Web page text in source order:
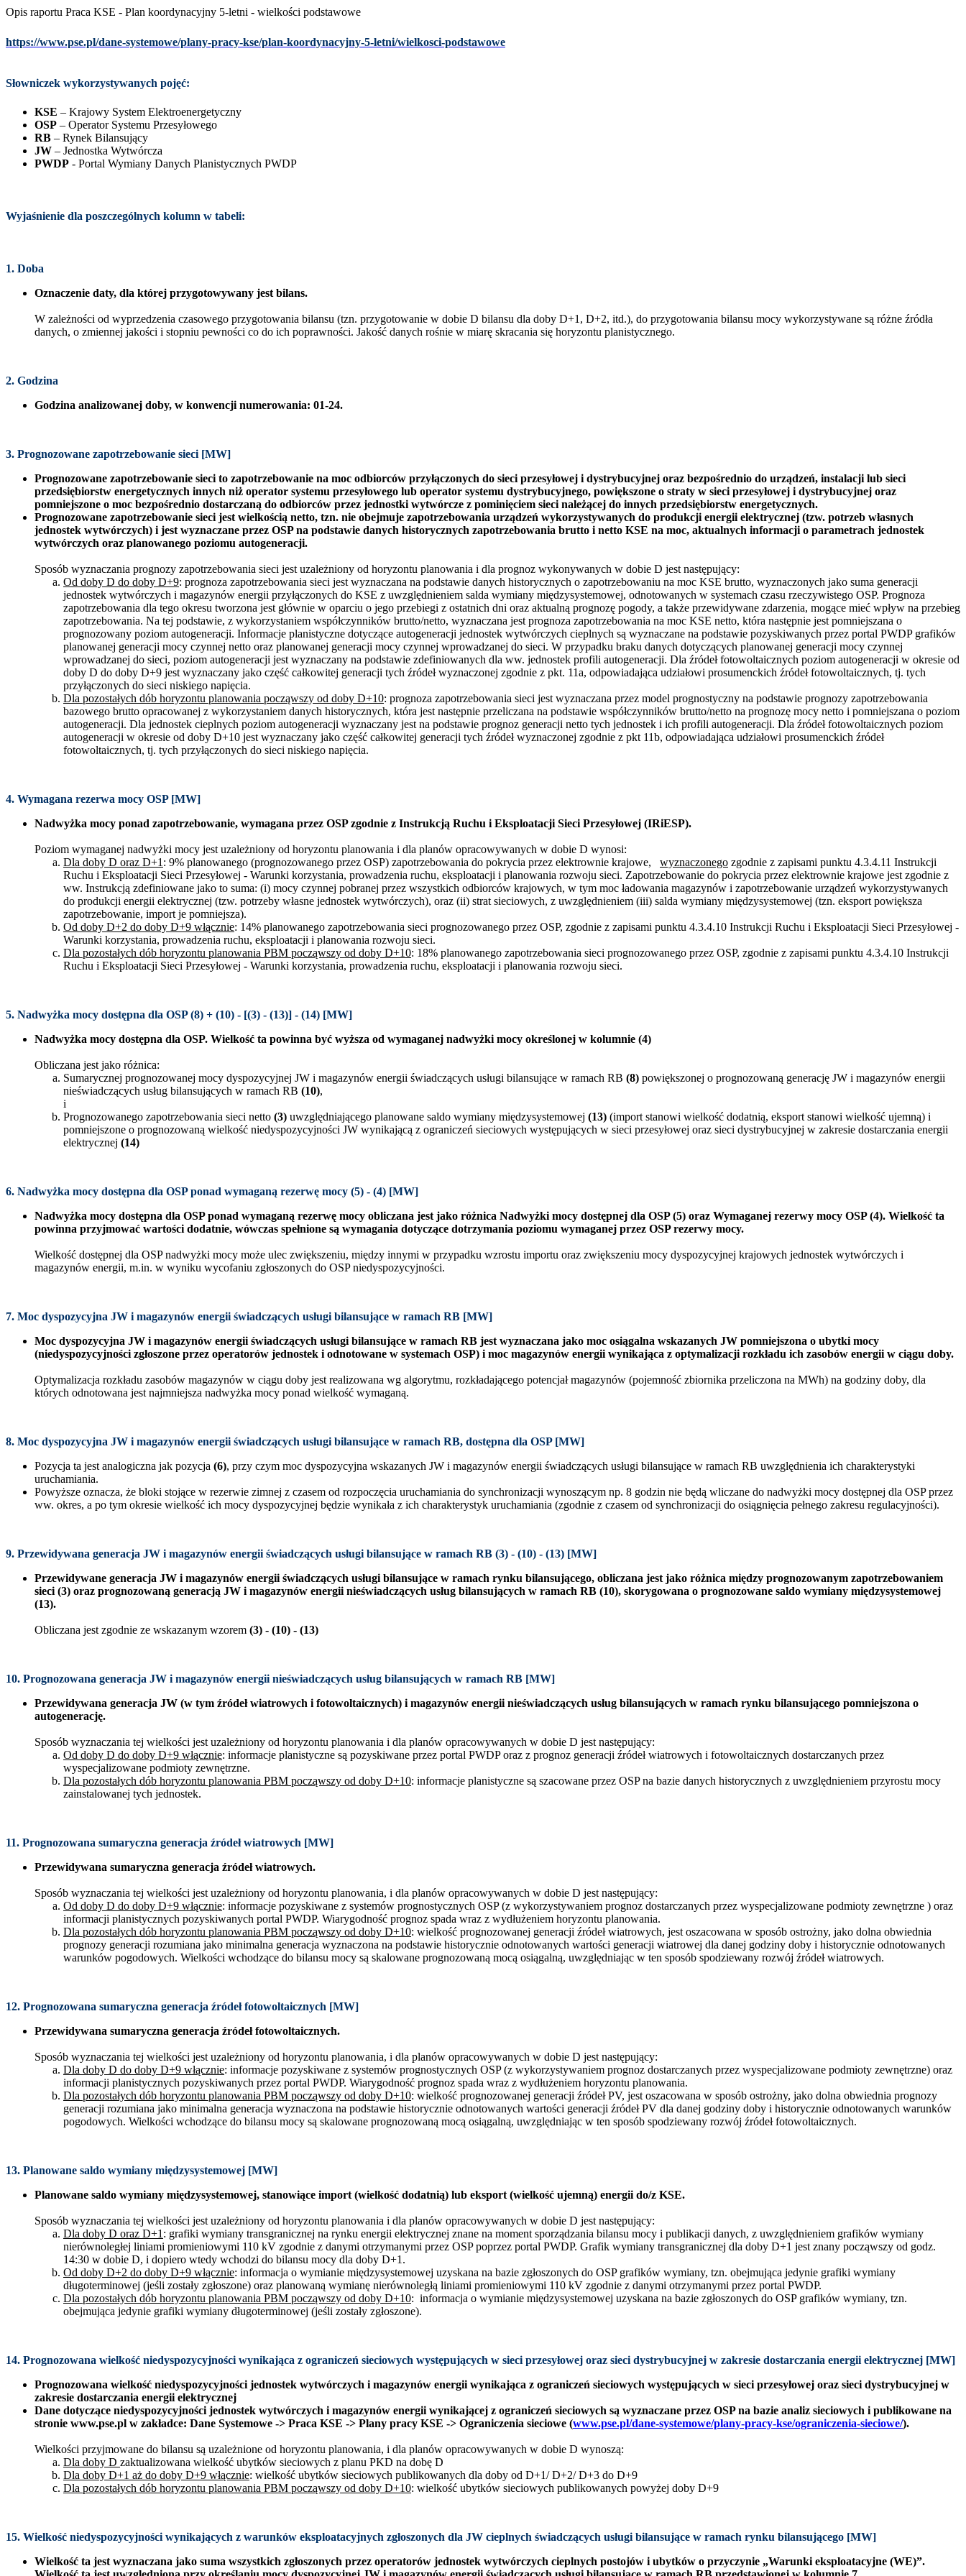
Opis raportu Praca KSE - Plan koordynacyjny 5-letni - wielkości podstawowe
https://www.pse.pl/dane-systemowe/plany-pracy-kse/plan-koordynacyjny-5-letni/wielkosci-podstawowe
Słowniczek wykorzystywanych pojęć:
KSE – Krajowy System Elektroenergetyczny
OSP – Operator Systemu Przesyłowego
RB – Rynek Bilansujący
JW – Jednostka Wytwórcza
PWDP - Portal Wymiany Danych Planistycznych PWDP
Wyjaśnienie dla poszczególnych kolumn w tabeli:
1. Doba
Oznaczenie daty, dla której przygotowywany jest bilans.
W zależności od wyprzedzenia czasowego przygotowania bilansu (tzn. przygotowanie w dobie D bilansu dla doby D+1, D+2, itd.), do przygotowania bilansu mocy wykorzystywane są różne źródła
danych, o zmiennej jakości i stopniu pewności co do ich poprawności. Jakość danych rośnie w miarę skracania się horyzontu planistycznego.
2. Godzina
Godzina analizowanej doby, w konwencji numerowania: 01-24.
3. Prognozowane zapotrzebowanie sieci [MW]
Prognozowane zapotrzebowanie sieci to zapotrzebowanie na moc odbiorców przyłączonych do sieci przesyłowej i dystrybucyjnej oraz bezpośrednio do urządzeń, instalacji lub sieci
przedsiębiorstw energetycznych innych niż operator systemu przesyłowego lub operator systemu dystrybucyjnego, powiększone o straty w sieci przesyłowej i dystrybucyjnej oraz
pomniejszone o moc bezpośrednio dostarczaną do odbiorców przez jednostki wytwórcze z pominięciem sieci należącej do innych przedsiębiorstw energetycznych.
Prognozowane zapotrzebowanie sieci jest wielkością netto, tzn. nie obejmuje zapotrzebowania urządzeń wykorzystywanych do produkcji energii elektrycznej (tzw. potrzeb własnych
jednostek wytwórczych) i jest wyznaczane przez OSP na podstawie danych historycznych zapotrzebowania brutto i netto KSE na moc, aktualnych informacji o parametrach jednostek
wytwórczych oraz planowanego poziomu autogeneracji.
Sposób wyznaczania prognozy zapotrzebowania sieci jest uzależniony od horyzontu planowania i dla prognoz wykonywanych w dobie D jest następujący:
Od doby D do doby D+9: prognoza zapotrzebowania sieci jest wyznaczana na podstawie danych historycznych o zapotrzebowaniu na moc KSE brutto, wyznaczonych jako suma generacji
jednostek wytwórczych i magazynów energii przyłączonych do KSE z uwzględnieniem salda wymiany międzysystemowej, odnotowanych w systemach czasu rzeczywistego OSP. Prognoza
zapotrzebowania dla tego okresu tworzona jest głównie w oparciu o jego przebiegi z ostatnich dni oraz aktualną prognozę pogody, a także przewidywane zdarzenia, mogące mieć wpływ na przebieg
zapotrzebowania. Na tej podstawie, z wykorzystaniem współczynników brutto/netto, wyznaczana jest prognoza zapotrzebowania na moc KSE netto, która następnie jest pomniejszana o
prognozowany poziom autogeneracji. Informacje planistyczne dotyczące autogeneracji jednostek wytwórczych cieplnych są wyznaczane na podstawie pozyskiwanych przez portal PWDP grafików
planowanej generacji mocy czynnej netto oraz planowanej generacji mocy czynnej wprowadzanej do sieci. W przypadku braku danych dotyczących planowanej generacji mocy czynnej
wprowadzanej do sieci, poziom autogeneracji jest wyznaczany na podstawie zdefiniowanych dla ww. jednostek profili autogeneracji. Dla źródeł fotowoltaicznych poziom autogeneracji w okresie od
doby D do doby D+9 jest wyznaczany jako część całkowitej generacji tych źródeł wyznaczonej zgodnie z pkt. 11a, odpowiadająca udziałowi prosumenckich źródeł fotowoltaicznych, tj. tych
przyłączonych do sieci niskiego napięcia.
Dla pozostałych dób horyzontu planowania począwszy od doby D+10: prognoza zapotrzebowania sieci jest wyznaczana przez model prognostyczny na podstawie prognozy zapotrzebowania
bazowego brutto opracowanej z wykorzystaniem danych historycznych, która jest następnie przeliczana na podstawie współczynników brutto/netto na prognozę mocy netto i pomniejszana o poziom
autogeneracji. Dla jednostek cieplnych poziom autogeneracji wyznaczany jest na podstawie prognoz generacji netto tych jednostek i ich profili autogeneracji. Dla źródeł fotowoltaicznych poziom
autogeneracji w okresie od doby D+10 jest wyznaczany jako część całkowitej generacji tych źródeł wyznaczonej zgodnie z pkt 11b, odpowiadająca udziałowi prosumenckich źródeł
fotowoltaicznych, tj. tych przyłączonych do sieci niskiego napięcia.
4. Wymagana rezerwa mocy OSP [MW]
Nadwyżka mocy ponad zapotrzebowanie, wymagana przez OSP zgodnie z Instrukcją Ruchu i Eksploatacji Sieci Przesyłowej (IRiESP).
Poziom wymaganej nadwyżki mocy jest uzależniony od horyzontu planowania i dla planów opracowywanych w dobie D wynosi:
Dla doby D oraz D+1 : 9% planowanego (prognozowanego przez OSP) zapotrzebowania do pokrycia przez elektrownie krajowe, wyznaczonego zgodnie z zapisami punktu 4.3.4.11 Instrukcji
Ruchu i Eksploatacji Sieci Przesyłowej - Warunki korzystania, prowadzenia ruchu, eksploatacji i planowania rozwoju sieci. Zapotrzebowanie do pokrycia przez elektrownie krajowe jest zgodnie z
ww. Instrukcją zdefiniowane jako to suma: (i) mocy czynnej pobranej przez wszystkich odbiorców krajowych, w tym moc ładowania magazynów i zapotrzebowanie urządzeń wykorzystywanych
do produkcji energii elektrycznej (tzw. potrzeby własne jednostek wytwórczych), oraz (ii) strat sieciowych, z uwzględnieniem (iii) salda wymiany międzysystemowej (tzn. eksport powiększa
zapotrzebowanie, import je pomniejsza).
Od doby D+2 do doby D+9 włącznie: 14% planowanego zapotrzebowania sieci prognozowanego przez OSP, zgodnie z zapisami punktu 4.3.4.10 Instrukcji Ruchu i Eksploatacji Sieci Przesyłowej -
Warunki korzystania, prowadzenia ruchu, eksploatacji i planowania rozwoju sieci.
Dla pozostałych dób horyzontu planowania PBM począwszy od doby D+10: 18% planowanego zapotrzebowania sieci prognozowanego przez OSP, zgodnie z zapisami punktu 4.3.4.10 Instrukcji
Ruchu i Eksploatacji Sieci Przesyłowej - Warunki korzystania, prowadzenia ruchu, eksploatacji i planowania rozwoju sieci.
5. Nadwyżka mocy dostępna dla OSP (8) + (10) - [(3) - (13)] - (14) [MW]
Nadwyżka mocy dostępna dla OSP. Wielkość ta powinna być wyższa od wymaganej nadwyżki mocy określonej w kolumnie (4)
Obliczana jest jako różnica:
Sumarycznej prognozowanej mocy dyspozycyjnej JW i magazynów energii świadczących usługi bilansujące w ramach RB (8) powiększonej o prognozowaną generację JW i magazynów energii
nieświadczących usług bilansujących w ramach RB (10),
i
Prognozowanego zapotrzebowania sieci netto (3) uwzględniającego planowane saldo wymiany międzysystemowej (13) (import stanowi wielkość dodatnią, eksport stanowi wielkość ujemną) i
pomniejszone o prognozowaną wielkość niedyspozycyjności JW wynikającą z ograniczeń sieciowych występujących w sieci przesyłowej oraz sieci dystrybucyjnej w zakresie dostarczania energii
elektrycznej (14)
6. Nadwyżka mocy dostępna dla OSP ponad wymaganą rezerwę mocy (5) - (4) [MW]
Nadwyżka mocy dostępna dla OSP ponad wymaganą rezerwę mocy obliczana jest jako różnica Nadwyżki mocy dostępnej dla OSP (5) oraz Wymaganej rezerwy mocy OSP (4). Wielkość ta
powinna przyjmować wartości dodatnie, wówczas spełnione są wymagania dotyczące dotrzymania poziomu wymaganej przez OSP rezerwy mocy.
Wielkość dostępnej dla OSP nadwyżki mocy może ulec zwiększeniu, między innymi w przypadku wzrostu importu oraz zwiększeniu mocy dyspozycyjnej krajowych jednostek wytwórczych i
magazynów energii, m.in. w wyniku wycofaniu zgłoszonych do OSP niedyspozycyjności.
7. Moc dyspozycyjna JW i magazynów energii świadczących usługi bilansujące w ramach RB [MW]
Moc dyspozycyjna JW i magazynów energii świadczących usługi bilansujące w ramach RB jest wyznaczana jako moc osiągalna wskazanych JW pomniejszona o ubytki mocy
(niedyspozycyjności zgłoszone przez operatorów jednostek i odnotowane w systemach OSP) i moc magazynów energii wynikająca z optymalizacji rozkładu ich zasobów energii w ciągu doby.
Optymalizacja rozkładu zasobów magazynów w ciągu doby jest realizowana wg algorytmu, rozkładającego potencjał magazynów (pojemność zbiornika przeliczona na MWh) na godziny doby, dla
których odnotowana jest najmniejsza nadwyżka mocy ponad wielkość wymaganą.
8. Moc dyspozycyjna JW i magazynów energii świadczących usługi bilansujące w ramach RB, dostępna dla OSP [MW]
Pozycja ta jest analogiczna jak pozycja (6), przy czym moc dyspozycyjna wskazanych JW i magazynów energii świadczących usługi bilansujące w ramach RB uwzględnienia ich charakterystyki
uruchamiania.
Powyższe oznacza, że bloki stojące w rezerwie zimnej z czasem od rozpoczęcia uruchamiania do synchronizacji wynoszącym np. 8 godzin nie będą wliczane do nadwyżki mocy dostępnej dla OSP przez
ww. okres, a po tym okresie wielkość ich mocy dyspozycyjnej będzie wynikała z ich charakterystyk uruchamiania (zgodnie z czasem od synchronizacji do osiągnięcia pełnego zakresu regulacyjności).
9. Przewidywana generacja JW i magazynów energii świadczących usługi bilansujące w ramach RB (3) - (10) - (13) [MW]
Przewidywane generacja JW i magazynów energii świadczących usługi bilansujące w ramach rynku bilansującego, obliczana jest jako różnica między prognozowanym zapotrzebowaniem
sieci (3) oraz prognozowaną generacją JW i magazynów energii nieświadczących usług bilansujących w ramach RB (10), skorygowana o prognozowane saldo wymiany międzysystemowej
(13).
Obliczana jest zgodnie ze wskazanym wzorem (3) - (10) - (13)
10. Prognozowana generacja JW i magazynów energii nieświadczących usług bilansujących w ramach RB [MW]
Przewidywana generacja JW (w tym źródeł wiatrowych i fotowoltaicznych) i magazynów energii nieświadczących usług bilansujących w ramach rynku bilansującego pomniejszona o
autogenerację.
Sposób wyznaczania tej wielkości jest uzależniony od horyzontu planowania i dla planów opracowywanych w dobie D jest następujący:
Od doby D do doby D+9 włącznie: informacje planistyczne są pozyskiwane przez portal PWDP oraz z prognoz generacji źródeł wiatrowych i fotowoltaicznych dostarczanych przez
wyspecjalizowane podmioty zewnętrzne.
Dla pozostałych dób horyzontu planowania PBM począwszy od doby D+10: informacje planistyczne są szacowane przez OSP na bazie danych historycznych z uwzględnieniem przyrostu mocy
zainstalowanej tych jednostek.
11. Prognozowana sumaryczna generacja źródeł wiatrowych [MW]
Przewidywana sumaryczna generacja źródeł wiatrowych.
Sposób wyznaczania tej wielkości jest uzależniony od horyzontu planowania, i dla planów opracowywanych w dobie D jest następujący:
Od doby D do doby D+9 włącznie: informacje pozyskiwane z systemów prognostycznych OSP (z wykorzystywaniem prognoz dostarczanych przez wyspecjalizowane podmioty zewnętrzne ) oraz
informacji planistycznych pozyskiwanych portal PWDP. Wiarygodność prognoz spada wraz z wydłużeniem horyzontu planowania.
Dla pozostałych dób horyzontu planowania PBM począwszy od doby D+10: wielkość prognozowanej generacji źródeł wiatrowych, jest oszacowana w sposób ostrożny, jako dolna obwiednia
prognozy generacji rozumiana jako minimalna generacja wyznaczona na podstawie historycznie odnotowanych wartości generacji wiatrowej dla danej godziny doby i historycznie odnotowanych
warunków pogodowych. Wielkości wchodzące do bilansu mocy są skalowane prognozowaną mocą osiągalną, uwzględniając w ten sposób spodziewany rozwój źródeł wiatrowych.
12. Prognozowana sumaryczna generacja źródeł fotowoltaicznych [MW]
Przewidywana sumaryczna generacja źródeł fotowoltaicznych.
Sposób wyznaczania tej wielkości jest uzależniony od horyzontu planowania, i dla planów opracowywanych w dobie D jest następujący:
Dla doby D do doby D+9 włącznie: informacje pozyskiwane z systemów prognostycznych OSP (z wykorzystywaniem prognoz dostarczanych przez wyspecjalizowane podmioty zewnętrzne) oraz
informacji planistycznych pozyskiwanych przez portal PWDP. Wiarygodność prognoz spada wraz z wydłużeniem horyzontu planowania.
Dla pozostałych dób horyzontu planowania PBM począwszy od doby D+10: wielkość prognozowanej generacji źródeł PV, jest oszacowana w sposób ostrożny, jako dolna obwiednia prognozy
generacji rozumiana jako minimalna generacja wyznaczona na podstawie historycznie odnotowanych wartości generacji źródeł PV dla danej godziny doby i historycznie odnotowanych warunków
pogodowych. Wielkości wchodzące do bilansu mocy są skalowane prognozowaną mocą osiągalną, uwzględniając w ten sposób spodziewany rozwój źródeł fotowoltaicznych.
13. Planowane saldo wymiany międzysystemowej [MW]
Planowane saldo wymiany międzysystemowej, stanowiące import (wielkość dodatnią) lub eksport (wielkość ujemną) energii do/z KSE.
Sposób wyznaczania tej wielkości jest uzależniony od horyzontu planowania i dla planów opracowywanych w dobie D jest następujący:
Dla doby D oraz D+1 : grafiki wymiany transgranicznej na rynku energii elektrycznej znane na moment sporządzania bilansu mocy i publikacji danych, z uwzględnieniem grafików wymiany
nierównoległej liniami promieniowymi 110 kV zgodnie z danymi otrzymanymi przez OSP poprzez portal PWDP. Grafik wymiany transgranicznej dla doby D+1 jest znany począwszy od godz.
14:30 w dobie D, i dopiero wtedy wchodzi do bilansu mocy dla doby D+1.
Od doby D+2 do doby D+9 włącznie: informacja o wymianie międzysystemowej uzyskana na bazie zgłoszonych do OSP grafików wymiany, tzn. obejmująca jedynie grafiki wymiany
długoterminowej (jeśli zostały zgłoszone) oraz planowaną wymianę nierównoległą liniami promieniowymi 110 kV zgodnie z danymi otrzymanymi przez portal PWDP.
Dla pozostałych dób horyzontu planowania PBM począwszy od doby D+10: informacja o wymianie międzysystemowej uzyskana na bazie zgłoszonych do OSP grafików wymiany, tzn.
obejmująca jedynie grafiki wymiany długoterminowej (jeśli zostały zgłoszone).
14. Prognozowana wielkość niedyspozycyjności wynikająca z ograniczeń sieciowych występujących w sieci przesyłowej oraz sieci dystrybucyjnej w zakresie dostarczania energii elektrycznej [MW]
Prognozowana wielkość niedyspozycyjności jednostek wytwórczych i magazynów energii wynikająca z ograniczeń sieciowych występujących w sieci przesyłowej oraz sieci dystrybucyjnej w
zakresie dostarczania energii elektrycznej
Dane dotyczące niedyspozycyjności jednostek wytwórczych i magazynów energii wynikającej z ograniczeń sieciowych są wyznaczane przez OSP na bazie analiz sieciowych i publikowane na
stronie www.pse.pl w zakładce: Dane Systemowe -> Praca KSE -> Plany pracy KSE -> Ograniczenia sieciowe (www.pse.pl/dane-systemowe/plany-pracy-kse/ograniczenia-sieciowe/).
Wielkości przyjmowane do bilansu są uzależnione od horyzontu planowania, i dla planów opracowywanych w dobie D wynoszą:
Dla doby D zaktualizowana wielkość ubytków sieciowych z planu PKD na dobę D
Dla doby D+1 aż do doby D+9 włącznie: wielkość ubytków sieciowych publikowanych dla doby od D+1/ D+2/ D+3 do D+9
Dla pozostałych dób horyzontu planowania PBM począwszy od doby D+10: wielkość ubytków sieciowych publikowanych powyżej doby D+9
15. Wielkość niedyspozycyjności wynikających z warunków eksploatacyjnych zgłoszonych dla JW cieplnych świadczących usługi bilansujące w ramach rynku bilansującego [MW]
Wielkość ta jest wyznaczana jako suma wszystkich zgłoszonych przez operatorów jednostek wytwórczych cieplnych postojów i ubytków o przyczynie „Warunki eksploatacyjne (WE)”.